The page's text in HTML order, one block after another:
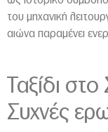
του μηχανική
αιώνα παραμένει
Ταξίδι
Συχνές